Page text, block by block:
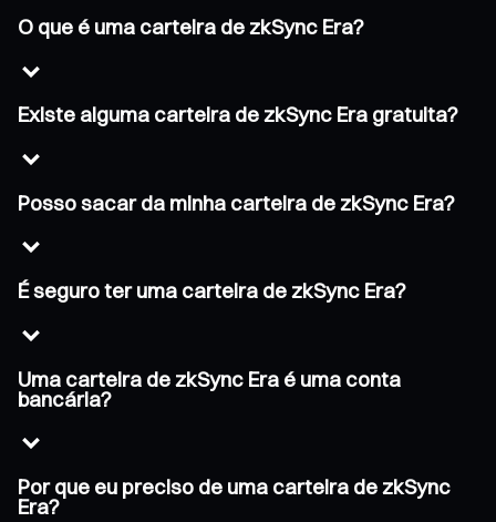
O que é uma carteira de zkSync Era?
Existe alguma carteira de zkSync Era gratuita?
Posso sacar da minha carteira de zkSync Era?
É seguro ter uma carteira de zkSync Era?
Uma carteira de zkSync Era é uma conta
bancária?
Por que eu preciso de uma carteira de zkSync
Era?